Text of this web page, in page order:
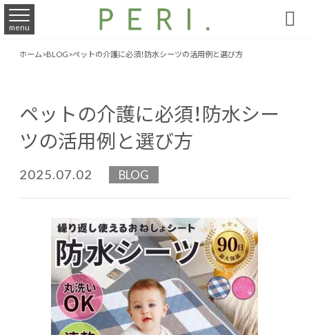
menu 
ホーム>BLOG>ペットの介護に必須！防水シーツの活用例と選び方
ペットの介護に必須！防水シー
ツの活用例と選び方
2025.07.02 BLOG